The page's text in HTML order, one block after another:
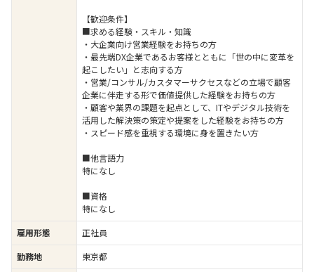
【歓迎条件】
■求める経験・スキル・知識
・大企業向け営業経験をお持ちの方
・最先端DX企業であるお客様とともに「世の中に変革を
起こしたい」と志向する方
・営業/コンサル/カスタマーサクセスなどの立場で顧客
企業に伴走する形で価値提供した経験をお持ちの方
・顧客や業界の課題を起点として、ITやデジタル技術を
活用した解決策の策定や提案をした経験をお持ちの方
・スピード感を重視する環境に身を置きたい方
■他言語力
特になし
■資格
特になし
雇用形態
正社員
勤務地
東京都